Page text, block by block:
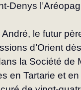
Denys
André, le futur
d’Orient
la Société de
en Tartarie et